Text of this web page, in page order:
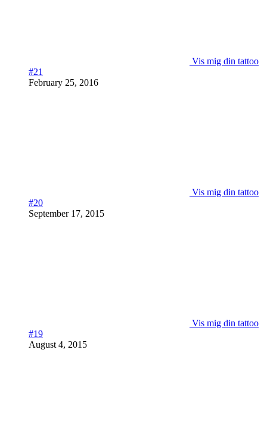
Vis mig din tattoo
#21
February 25, 2016
Vis mig din tattoo
#20
September 17, 2015
Vis mig din tattoo
#19
August 4, 2015